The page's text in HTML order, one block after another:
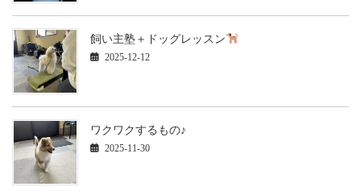
飼い主塾＋ドッグレッスン
2025-12-12
ワクワクするもの♪
2025-11-30